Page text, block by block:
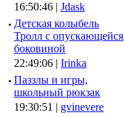
16:50:46 | Jdask
· Детская колыбель
Тролл с опускающейся
боковиной
22:49:06 | Irinka
· Паззлы и игры,
школьный рюкзак
19:30:51 | gvinevere